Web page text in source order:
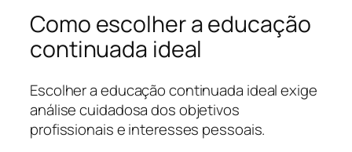
Como escolher a educação
continuada ideal
Escolher a educação continuada ideal exige
análise cuidadosa dos objetivos
profissionais e interesses pessoais.